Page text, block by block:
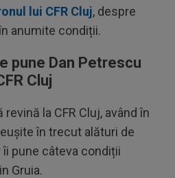
lui CFR Cluj, despre
anumite condiții.
pune Dan Petrescu
Cluj
la CFR Cluj, având în
în trecut alături de
îi pune câteva condiții
Gruia.